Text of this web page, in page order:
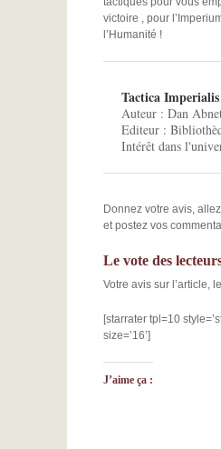
victoire , pour
l’Humanité !
Tactica Imperialis
Auteur : Dan
Editeur :
Intérêt dans
Donnez votre avis,
et postez vos
Le vote des
Votre avis sur l’article,
[starrater tpl=10
size=’16’]
J’aime ça :